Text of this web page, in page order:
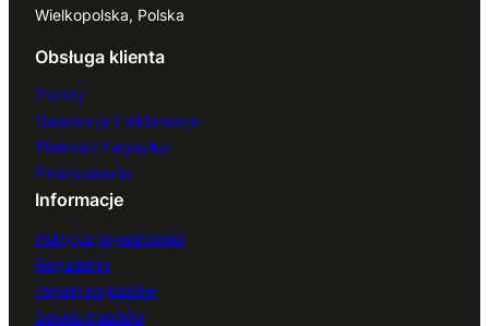
Wielkopolska, Polska
Obsługa klienta
Zwroty
Gwarancja i reklamacje
Płatności i wysyłka
Finansowanie
Informacje
Polityka prywatności
Regulamin
Import pojazdów
Serwis quadów